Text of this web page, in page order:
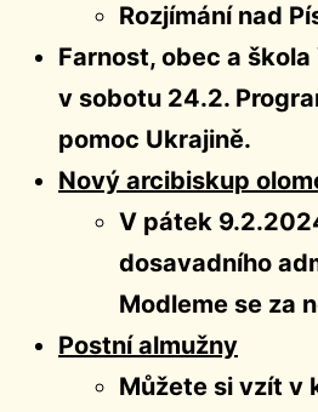
Rozjímání nad
Farnost, obec a
v sobotu 24.2.
pomoc Ukrajině.
Nový arcibiskup
V pátek
dosavadního
Modleme se za
Postní almužny
Můžete si vzít v